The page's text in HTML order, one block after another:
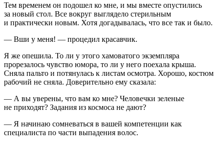
Тем временем он подошел ко мне, и мы вместе опустились
за новый стол. Все вокруг выглядело стерильным
и практически новым. Хотя догадывалась, что все так и было.
— Вши у меня! — процедил красавчик.
Я же опешила. То ли у этого хамоватого экземпляра
прорезалось чувство юмора, то ли у него поехала крыша.
Сняла пальто и потянулась к листам осмотра. Хорошо, костюм
рабочий не сняла. Доверительно ему сказала:
— А вы уверены, что вам ко мне? Человечки зеленые
не приходят? Задания из космоса не дают?
— Я начинаю сомневаться в вашей компетенции как
специалиста по части выпадения волос.